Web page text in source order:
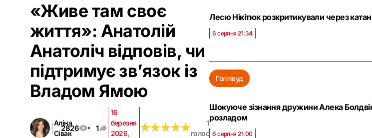
«Живе там своє
життя»: Анатолій
Анатоліч відповів, чи
підтримує зв’язок із
Владом Ямою
Аліна
Сівак
2826 1
16
березня
2026,
★★★★★
★★★★★
1
голос
Лесю Нікітюк розкритикували через
6 серпня 21:34
Голлівуд
Шокуюче зізнання дружини Алека
розладом
6 серпня 21:00